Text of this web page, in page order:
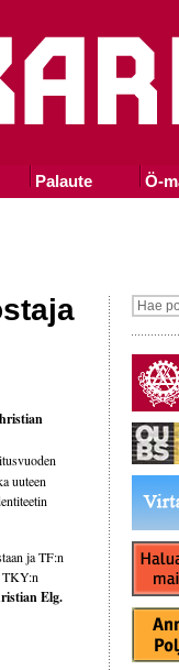
Palaute Ö-
uuteen
ja TF:n
TKY:­n
Elg.